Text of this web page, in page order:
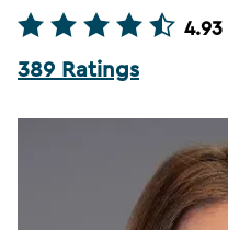
4.93
389 Ratings